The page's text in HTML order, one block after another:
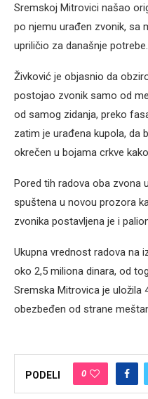
Sremskoj Mitrovici našao
po njemu urađen zvonik, sa
upriličio za današnje potrebe.
Živković je objasnio da
postojao zvonik samo od
od samog zidanja, preko
zatim je urađena kupola, da
okrečen u bojama crkve
Pored tih radova oba zvona
spuštena u novou prozora
zvonika postavljena je i
Ukupna vrednost radova na
oko 2,5 miliona dinara, od
Sremska Mitrovica je uložila
obezbeđen od strane
PODELI 0